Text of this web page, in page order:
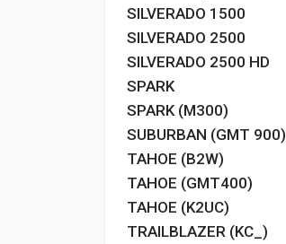
SILVERADO 1500
SILVERADO 2500
SILVERADO 2500 HD
SPARK
SPARK (M300)
SUBURBAN (GMT 900)
TAHOE (B2W)
TAHOE (GMT400)
TAHOE (K2UC)
TRAILBLAZER (KC_)